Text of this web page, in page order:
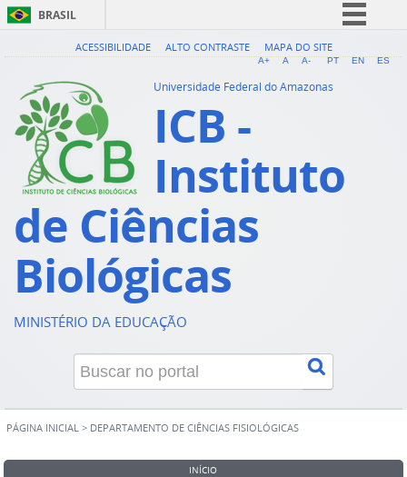
BRASIL
Simplifique!
Acesso à informação
Legislação
Canais
ACESSIBILIDADE ALTO CONTRASTE MAPA DO SITE
A+ A A- PT EN ES
Universidade Federal do Amazonas
ICB -
Instituto
de Ciências
Biológicas
MINISTÉRIO DA EDUCAÇÃO
PÁGINA INICIAL > DEPARTAMENTO DE CIÊNCIAS FISIOLÓGICAS
INÍCIO